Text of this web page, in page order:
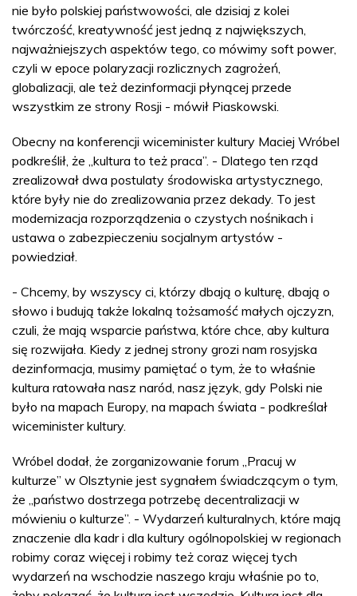
nie było polskiej państwowości, ale dzisiaj z kolei
twórczość, kreatywność jest jedną z największych,
najważniejszych aspektów tego, co mówimy soft power,
czyli w epoce polaryzacji rozlicznych zagrożeń,
globalizacji, ale też dezinformacji płynącej przede
wszystkim ze strony Rosji - mówił Piaskowski.
Obecny na konferencji wiceminister kultury Maciej Wróbel
podkreślił, że „kultura to też praca”. - Dlatego ten rząd
zrealizował dwa postulaty środowiska artystycznego,
które były nie do zrealizowania przez dekady. To jest
modernizacja rozporządzenia o czystych nośnikach i
ustawa o zabezpieczeniu socjalnym artystów -
powiedział.
- Chcemy, by wszyscy ci, którzy dbają o kulturę, dbają o
słowo i budują także lokalną tożsamość małych ojczyzn,
czuli, że mają wsparcie państwa, które chce, aby kultura
się rozwijała. Kiedy z jednej strony grozi nam rosyjska
dezinformacja, musimy pamiętać o tym, że to właśnie
kultura ratowała nasz naród, nasz język, gdy Polski nie
było na mapach Europy, na mapach świata - podkreślał
wiceminister kultury.
Wróbel dodał, że zorganizowanie forum „Pracuj w
kulturze” w Olsztynie jest sygnałem świadczącym o tym,
że „państwo dostrzega potrzebę decentralizacji w
mówieniu o kulturze”. - Wydarzeń kulturalnych, które mają
znaczenie dla kadr i dla kultury ogólnopolskiej w regionach
robimy coraz więcej i robimy też coraz więcej tych
wydarzeń na wschodzie naszego kraju właśnie po to,